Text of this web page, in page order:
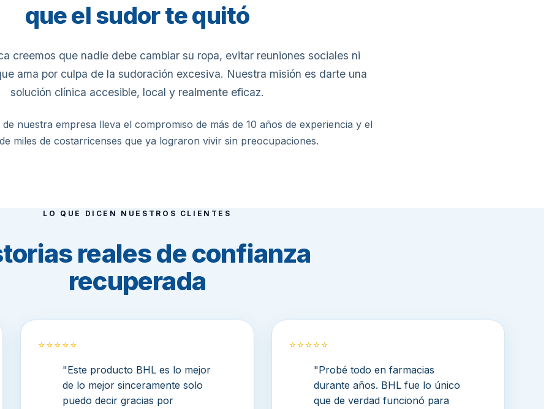
que el sudor te quitó
creemos que nadie debe cambiar su ropa, evitar reuniones sociales ni
ama por culpa de la sudoración excesiva. Nuestra misión es darte una
solución clínica accesible, local y realmente eficaz.
nuestra empresa lleva el compromiso de más de 10 años de experiencia y el
miles de costarricenses que ya lograron vivir sin preocupaciones.
LO QUE DICEN NUESTROS CLIENTES
reales de confianza
recuperada
⭐⭐⭐⭐⭐
"Este producto BHL es lo mejor
de lo mejor sinceramente solo
puedo decir gracias por
⭐⭐⭐⭐⭐
"Probé todo en farmacias
durante años. BHL fue lo único
que de verdad funcionó para